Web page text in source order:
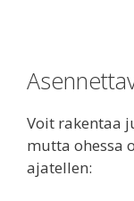
Voit rakentaa
mutta ohessa
ajatellen: